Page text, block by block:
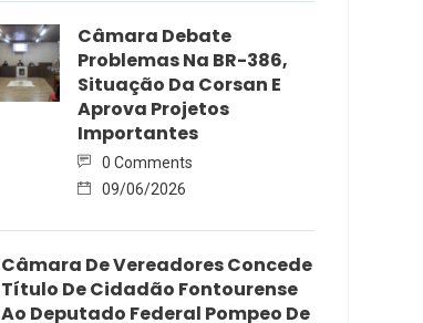
Câmara Debate
Problemas Na BR-386,
Situação Da Corsan E
Aprova Projetos
Importantes
0 Comments
09/06/2026
Câmara De Vereadores Concede
Título De Cidadão Fontourense
Ao Deputado Federal Pompeo De